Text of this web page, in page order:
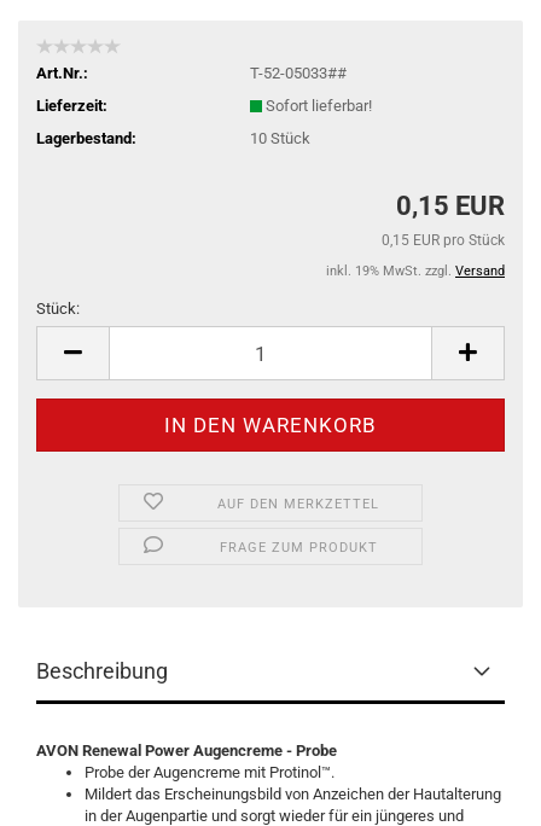
Art.Nr.:
T-52-05033##
Lieferzeit:
Sofort lieferbar!
Lagerbestand:
10 Stück
0,15 EUR
0,15 EUR pro Stück
inkl. 19% MwSt. zzgl. Versand
Stück:
AUF DEN MERKZETTEL
FRAGE ZUM PRODUKT
Beschreibung
AVON Renewal Power Augencreme - Probe
Probe der Augencreme mit Protinol™.
Mildert das Erscheinungsbild von Anzeichen der Hautalterung
in der Augenpartie und sorgt wieder für ein jüngeres und